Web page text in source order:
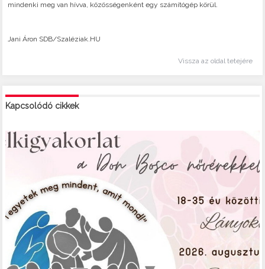
mindenki meg van hívva, közösségenként egy számítógép körül.
Jani Áron SDB/Szaléziak.HU
Vissza az oldal tetejére
Kapcsolódó cikkek